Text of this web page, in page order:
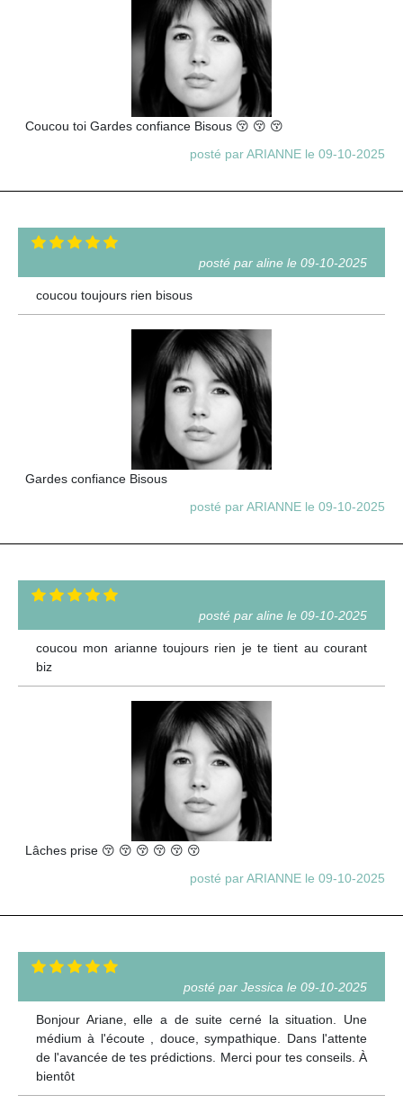
Coucou toi Gardes confiance Bisous 😚 😚 😚
posté par ARIANNE le 09-10-2025
posté par aline le 09-10-2025
coucou toujours rien bisous
Gardes confiance Bisous
posté par ARIANNE le 09-10-2025
posté par aline le 09-10-2025
coucou mon arianne toujours rien je te tient au courant
biz
Lâches prise 😚 😚 😚 😚 😚 😚
posté par ARIANNE le 09-10-2025
posté par Jessica le 09-10-2025
Bonjour Ariane, elle a de suite cerné la situation. Une
médium à l'écoute , douce, sympathique. Dans l'attente
de l'avancée de tes prédictions. Merci pour tes conseils. À
bientôt